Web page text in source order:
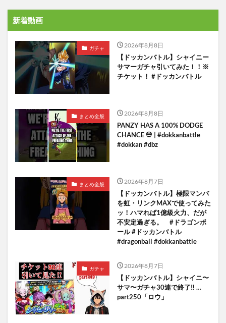
新着動画
ガチャ 2026年8月8日
【ドッカンバトル】シャイニー
サマーガチャ引いてみた！！※
チケット！ #ドッカンバトル
まとめ全般 2026年8月8日
PANZY HAS A 100% DODGE
CHANCE 💀 | #dokkanbattle
#dokkan #dbz
まとめ全般 2026年8月7日
【ドッカンバトル】極限マンバ
を虹・リンクMAXで使ってみた
ッ！ハマれば1億級火力、だが
不安定過ぎる。 #ドラゴンボ
ール #ドッカンバトル
#dragonball #dokkanbattle
ガチャ 2026年8月7日
【ドッカンバトル】シャイニ〜
サマ〜ガチャ30連で終了‼︎ …
part250「ロウ」